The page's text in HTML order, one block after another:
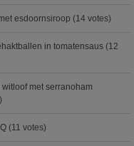
esdoornsiroop (14 votes)
in tomatensaus (12
met serranoham
(11 votes)